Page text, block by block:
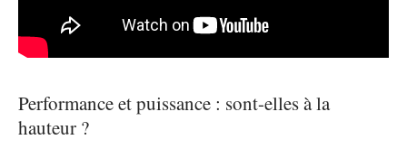
Performance et puissance : sont-elles à la
hauteur ?